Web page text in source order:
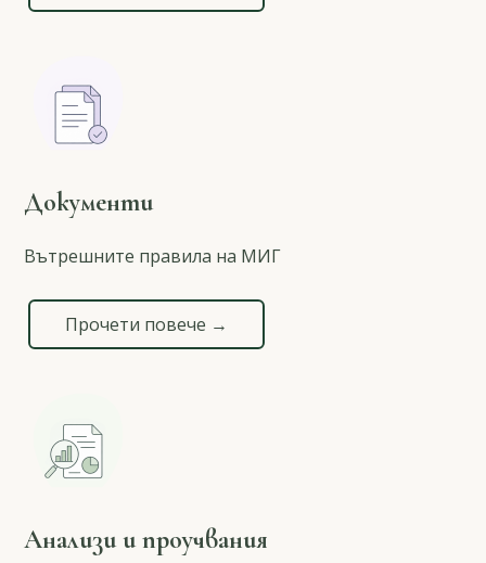
Документи
Вътрешните правила на МИГ
Прочети повече →
Анализи и проучвания